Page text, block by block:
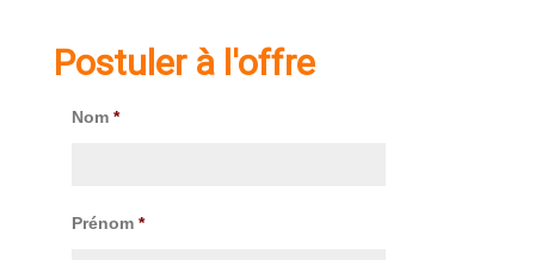
Postuler à l'offre
Nom *
Prénom *